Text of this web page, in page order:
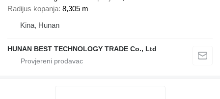
Radijus kopanja 8,305 m
Kina, Hunan
HUNAN BEST TECHNOLOGY TRADE Co., Ltd